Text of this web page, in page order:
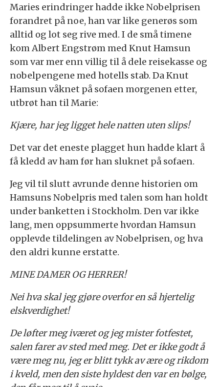
Maries erindringer hadde ikke Nobelprisen
forandret på noe, han var like generøs som
alltid og lot seg rive med. I de små timene
kom Albert Engstrøm med Knut Hamsun
som var mer enn villig til å dele reisekasse og
nobelpengene med hotells stab. Da Knut
Hamsun våknet på sofaen morgenen etter,
utbrøt han til Marie:
Kjære, har jeg ligget hele natten uten slips!
Det var det eneste plagget hun hadde klart å
få kledd av ham før han sluknet på sofaen.
Jeg vil til slutt avrunde denne historien om
Hamsuns Nobelpris med talen som han holdt
under banketten i Stockholm. Den var ikke
lang, men oppsummerte hvordan Hamsun
opplevde tildelingen av Nobelprisen, og hva
den aldri kunne erstatte.
MINE DAMER OG HERRER!
Nei hva skal jeg gjøre overfor en så hjertelig
elskverdighet!
De løfter meg iværet og jeg mister fotfestet,
salen farer av sted med meg. Det er ikke godt å
være meg nu, jeg er blitt tykk av ære og rikdom
i kveld, men den siste hyldest den var en bølge,